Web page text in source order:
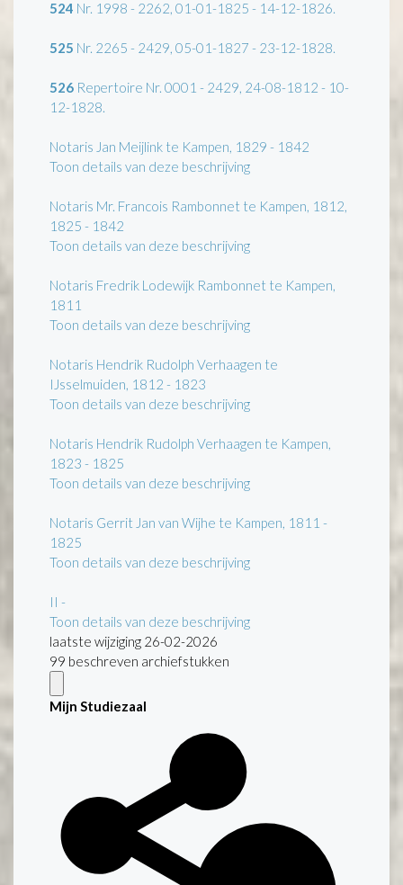
524 Nr. 1998 - 2262, 01-01-1825 - 14-12-1826.
525 Nr. 2265 - 2429, 05-01-1827 - 23-12-1828.
526 Repertoire Nr. 0001 - 2429, 24-08-1812 - 10-
12-1828.
Notaris Jan Meijlink te Kampen, 1829 - 1842
Toon details van deze beschrijving
Notaris Mr. Francois Rambonnet te Kampen, 1812,
1825 - 1842
Toon details van deze beschrijving
Notaris Fredrik Lodewijk Rambonnet te Kampen,
1811
Toon details van deze beschrijving
Notaris Hendrik Rudolph Verhaagen te
IJsselmuiden, 1812 - 1823
Toon details van deze beschrijving
Notaris Hendrik Rudolph Verhaagen te Kampen,
1823 - 1825
Toon details van deze beschrijving
Notaris Gerrit Jan van Wijhe te Kampen, 1811 -
1825
Toon details van deze beschrijving
II -
Toon details van deze beschrijving
laatste wijziging 26-02-2026
99 beschreven archiefstukken
Mijn Studiezaal